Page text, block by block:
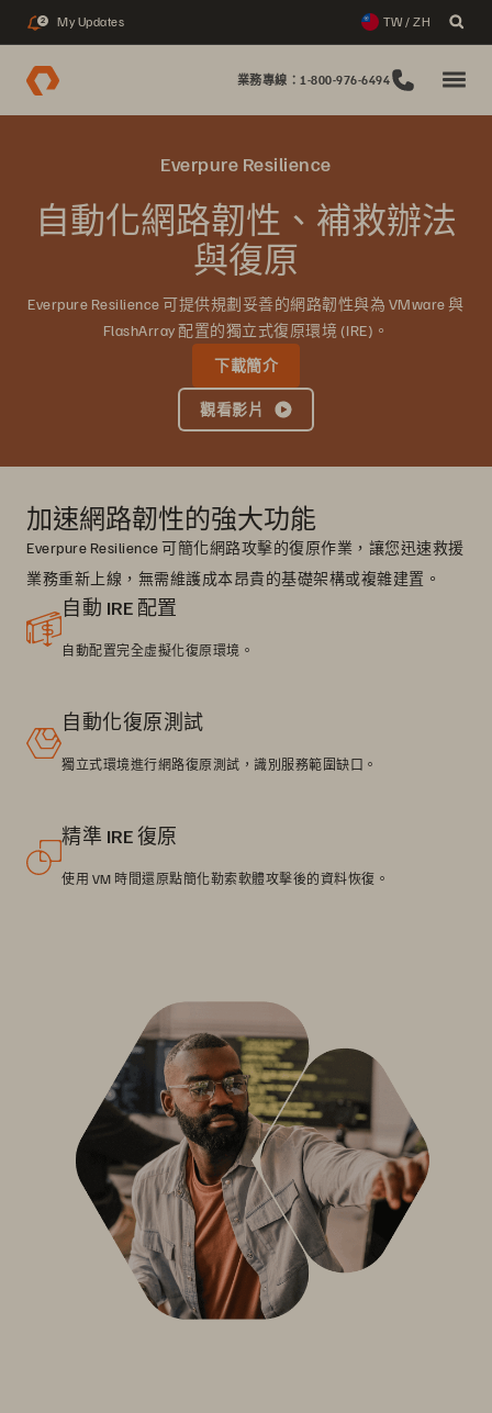
2 My Updates TW / ZH
業務專線：1-800-976-6494
Everpure Resilience
自動化網路韌性、補救辦法
與復原
Everpure Resilience 可提供規劃妥善的網路韌性與為 VMware 與
FlashArray 配置的獨立式復原環境 (IRE)。
下載簡介
觀看影片
加速網路韌性的強大功能
Everpure Resilience 可簡化網路攻擊的復原作業，讓您迅速救援
業務重新上線，無需維護成本昂貴的基礎架構或複雜建置。
自動 IRE 配置
自動配置完全虛擬化復原環境。
自動化復原測試
獨立式環境進行網路復原測試，識別服務範圍缺口。
精準 IRE 復原
使用 VM 時間還原點簡化勒索軟體攻擊後的資料恢復。